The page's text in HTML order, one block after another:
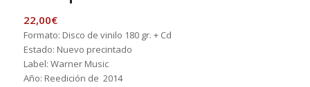
22,00€
Formato: Disco de vinilo 180 gr. + Cd
Estado: Nuevo precintado
Label: Warner Music
Año: Reedición de 2014